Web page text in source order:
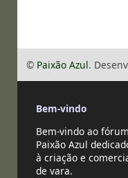
© Paixão Azul.
Bem-vindo
Bem-vindo ao
Paixão Azul
à criação e
de vara.